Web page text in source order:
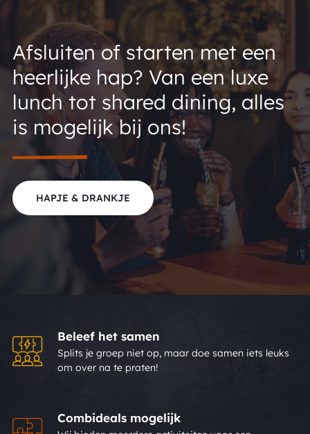
Afsluiten of starten met een
heerlijke hap? Van een luxe
lunch tot shared dining, alles
is mogelijk bij ons!
HAPJE & DRANKJE
Beleef het samen
Splits je groep niet op, maar doe samen iets leuks
om over na te praten!
Combideals mogelijk